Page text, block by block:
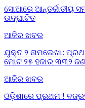
ସୋଆରେ ଆନ୍ତର୍ଜାତୀୟ
ଉଦ୍‌ଘାଟିତ
ଆଜିର ଖବର
ଯୁକ୍ତ ୨ ନାମଲେଖା:
ମୋଟ ୨୫ ହଜାର ୩୩୨
ଆଜିର ଖବର
ଓଡ଼ିଶାରେ ପ୍ରଥମ !